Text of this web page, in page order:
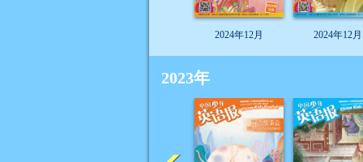
2024年12月 2024年12月
2023年